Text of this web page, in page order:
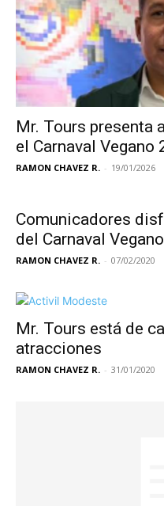
Mr. Tours presenta
el Carnaval Vegano
RAMON CHAVEZ R. - 19/01/2026
Comunicadores
del Carnaval Vegano
RAMON CHAVEZ R. - 07/02/2020
Mr. Tours está de
atracciones
RAMON CHAVEZ R. - 31/01/2020